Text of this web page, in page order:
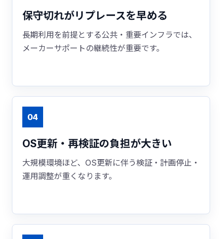
保守切れがリプレースを早める
長期利用を前提とする公共・重要インフラでは、
メーカーサポートの継続性が重要です。
04
OS更新・再検証の負担が大きい
大規模環境ほど、OS更新に伴う検証・計画停止・
運用調整が重くなります。